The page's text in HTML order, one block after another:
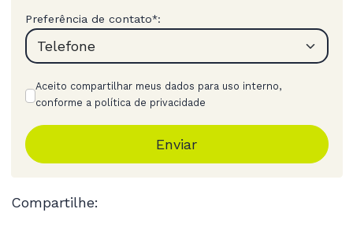
Preferência de contato*:
Aceito compartilhar meus dados para uso interno,
conforme a política de privacidade
Enviar
Compartilhe: